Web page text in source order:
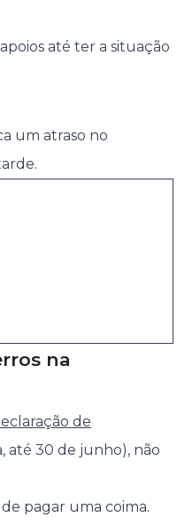
até ter a situação
um atraso no
na
de
até 30 de junho), não
pagar uma coima.